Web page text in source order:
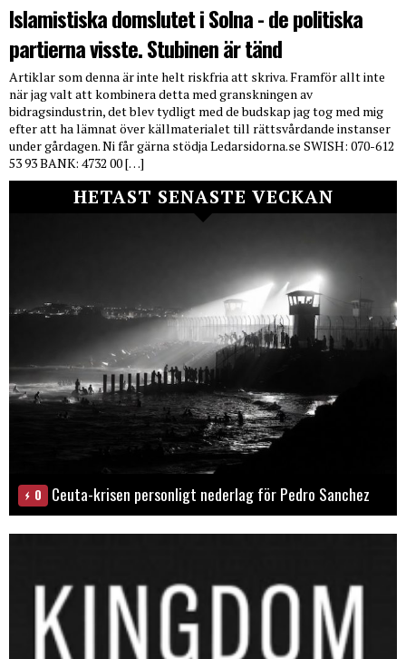
Islamistiska domslutet i Solna - de politiska
partierna visste. Stubinen är tänd
Artiklar som denna är inte helt riskfria att skriva. Framför allt inte
när jag valt att kombinera detta med granskningen av
bidragsindustrin, det blev tydligt med de budskap jag tog med mig
efter att ha lämnat över källmaterialet till rättsvårdande instanser
under gårdagen. Ni får gärna stödja Ledarsidorna.se SWISH: 070-612
53 93 BANK: 4732 00 […]
HETAST SENASTE VECKAN
0 Ceuta-krisen personligt nederlag för Pedro Sanchez